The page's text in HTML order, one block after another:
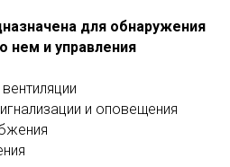
для обнаружения
нем и управления
и оповещения